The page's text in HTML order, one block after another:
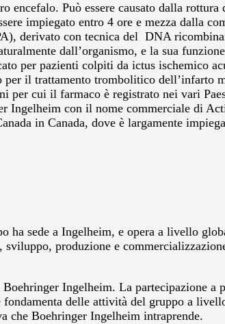
encefalo. Può essere causato dalla
impiegato entro 4 ore e mezza dalla
derivato con tecnica del DNA
dall’organismo, e la sua
per pazienti colpiti da ictus ischemico
il trattamento trombolitico dell’infarto
cui il farmaco è registrato nei vari
Ingelheim con il nome commerciale di
in Canada, dove è largamente
ha sede a Ingelheim, e opera a livello
produzione e
Ingelheim. La partecipazione
delle attività del gruppo a
che Boehringer Ingelheim intraprende.